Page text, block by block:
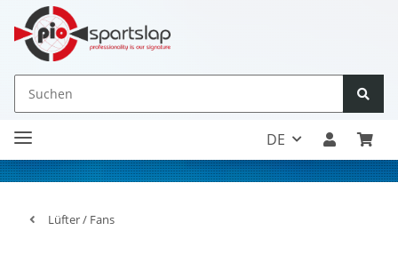
DE
Lüfter / Fans